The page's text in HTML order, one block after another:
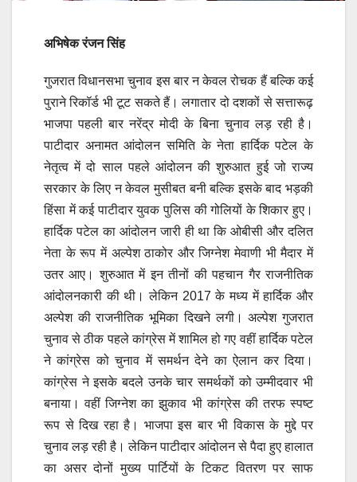
अभिषेक रंजन सिंह
गुजरात विधानसभा चुनाव इस बार न केवल रोचक हैं बल्कि कई
पुराने रिकॉर्ड भी टूट सकते हैं। लगातार दो दशकों से सत्तारूढ़
भाजपा पहली बार नरेंद्र मोदी के बिना चुनाव लड़ रही है।
पाटीदार अनामत आंदोलन समिति के नेता हार्दिक पटेल के
नेतृत्व में दो साल पहले आंदोलन की शुरुआत हुई जो राज्य
सरकार के लिए न केवल मुसीबत बनी बल्कि इसके बाद भड़की
हिंसा में कई पाटीदार युवक पुलिस की गोलियों के शिकार हुए।
हार्दिक पटेल का आंदोलन जारी ही था कि ओबीसी और दलित
नेता के रूप में अल्पेश ठाकोर और जिग्नेश मेवाणी भी मैदार में
उतर आए। शुरुआत में इन तीनों की पहचान गैर राजनीतिक
आंदोलनकारी की थी। लेकिन 2017 के मध्य में हार्दिक और
अल्पेश की राजनीतिक भूमिका दिखने लगी। अल्पेश गुजरात
चुनाव से ठीक पहले कांग्रेस में शामिल हो गए वहीं हार्दिक पटेल
ने कांग्रेस को चुनाव में समर्थन देने का ऐलान कर दिया।
कांग्रेस ने इसके बदले उनके चार समर्थकों को उम्मीदवार भी
बनाया। वहीं जिग्नेश का झुकाव भी कांग्रेस की तरफ स्पष्ट
रूप से दिख रहा है। भाजपा इस बार भी विकास के मुद्दे पर
चुनाव लड़ रही है। लेकिन पाटीदार आंदोलन से पैदा हुए हालात
का असर दोनों मुख्य पार्टियों के टिकट वितरण पर साफ